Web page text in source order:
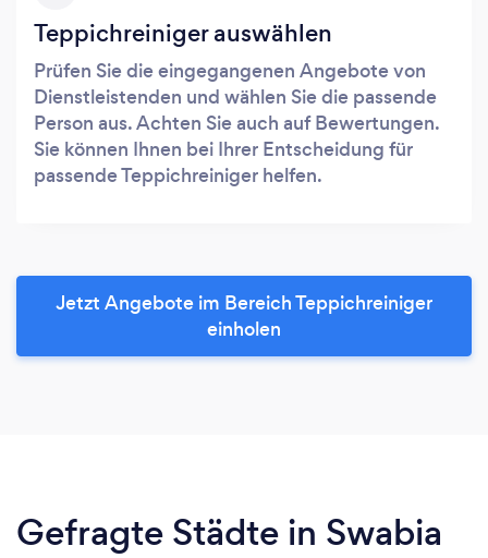
Teppichreiniger auswählen
Prüfen Sie die eingegangenen Angebote von
Dienstleistenden und wählen Sie die passende
Person aus. Achten Sie auch auf Bewertungen.
Sie können Ihnen bei Ihrer Entscheidung für
passende Teppichreiniger helfen.
Jetzt Angebote im Bereich Teppichreiniger
einholen
Gefragte Städte in Swabia